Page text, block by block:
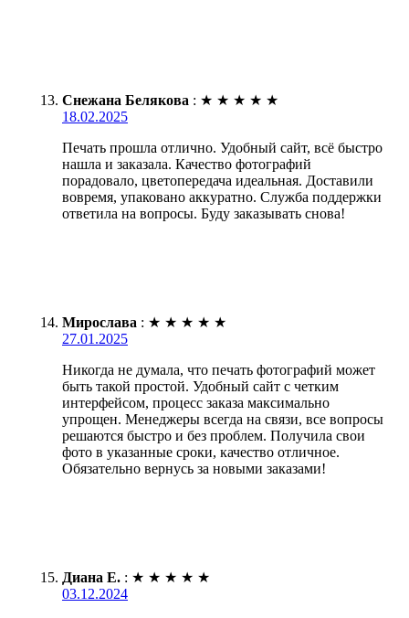
Снежана Белякова : ★ ★ ★ ★ ★
18.02.2025
Печать прошла отлично. Удобный сайт, всё быстро
нашла и заказала. Качество фотографий
порадовало, цветопередача идеальная. Доставили
вовремя, упаковано аккуратно. Служба поддержки
ответила на вопросы. Буду заказывать снова!
Мирослава : ★ ★ ★ ★ ★
27.01.2025
Никогда не думала, что печать фотографий может
быть такой простой. Удобный сайт с четким
интерфейсом, процесс заказа максимально
упрощен. Менеджеры всегда на связи, все вопросы
решаются быстро и без проблем. Получила свои
фото в указанные сроки, качество отличное.
Обязательно вернусь за новыми заказами!
Диана Е. : ★ ★ ★ ★ ★
03.12.2024